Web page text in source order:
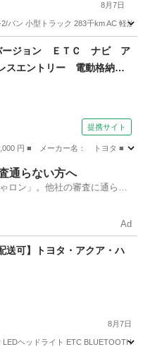
8月7日
バン 小型トラック 283千km AC 軽油
その他
ージョン ＥＴＣ ナビ ア
スエントリー 電動格納ミ
ディ ベンチシート Ａ
エアコン パワーステ
なし）
提携サイト
円 ■ メーカー名： トヨタ ■
通らない方へ
ロン」。他社の審査に通らな
Ad
送可】トヨタ・アクア・ハ
8月7日
ヘッドライト ETC BLUETOOTH